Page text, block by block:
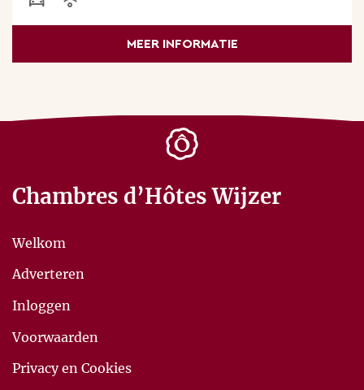
MEER INFORMATIE
Chambres d’Hôtes Wijzer
Welkom
Adverteren
Inloggen
Voorwaarden
Privacy en Cookies